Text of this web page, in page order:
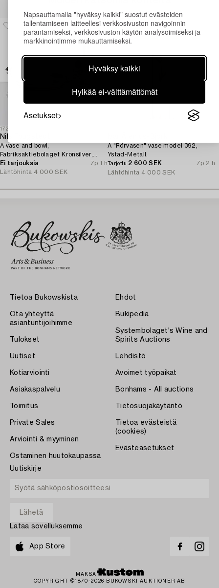
Napsauttamalla "hyväksy kaikki" suostut evästeiden
tallentamiseen laitteellesi verkkosivuston navigoinnin
parantamiseksi, verkkosivuston käytön analysoimiseksi ja
markkinointimme mukauttamiseksi.
Hyväksy kaikki
Hylkää ei-välttämättömät
Asetukset
1725418
Nils Fougstedt
A vase and bowl,
Fabriksaktiebolaget Kronsilver,
1930s.
Ei tarjouksia
7p 1 h
Lähtöhinta 4 000 SEK
A "Rörvasen" vase model 392,
Ystad-Metall.
Tarjottu 2 600 SEK
7p 2 h
Lähtöhinta 4 000 SEK
Tietoa Bukowskista
Ota yhteyttä
asiantuntijoihimme
Tulokset
Uutiset
Kotiarviointi
Asiakaspalvelu
Toimitus
Private Sales
Arviointi & myyminen
Ostaminen huutokaupassa
Ehdot
Bukipedia
Systembolaget's Wine and
Spirits Auctions
Lehdistö
Avoimet työpaikat
Bonhams - All auctions
Tietosuojakäytäntö
Tietoa evästeistä
(cookies)
Evästeasetukset
Uutiskirje
Lataa sovelluksemme
App Store
MAKSA
COPYRIGHT ©1870-2026 BUKOWSKI AUKTIONER AB